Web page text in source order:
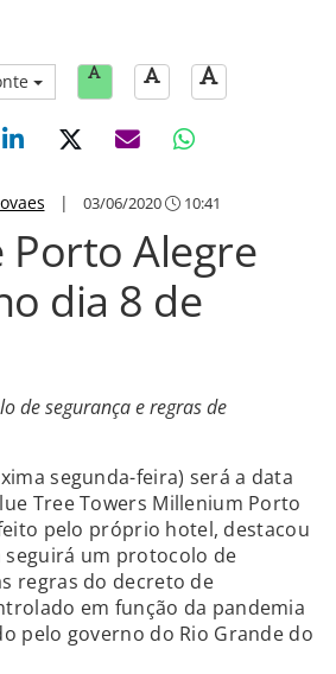
| 03/06/2020 10:41
Porto Alegre
dia 8 de
de segurança e regras de
segunda-feira) será a data
Tree Towers Millenium Porto
pelo próprio hotel, destacou
seguirá um protocolo de
regras do decreto de
em função da pandemia
pelo governo do Rio Grande do